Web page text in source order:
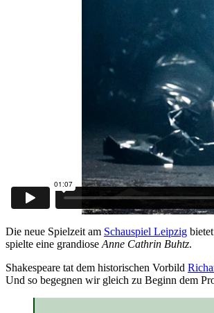
Die neue Spielzeit am Schauspiel Leipzig
spielte eine grandiose Anne Cathrin Buhtz.
Shakespeare tat dem historischen Vorbild
Und so begegnen wir gleich zu Beginn dem